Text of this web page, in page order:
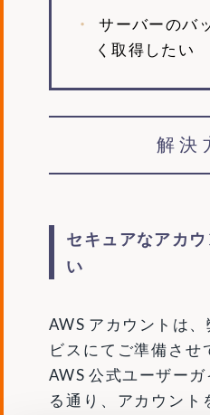
サーバーのバ
く取得したい
解決
セキュアなアカ
い
AWS アカウントは
ビスにてご準備させ
AWS 公式ユーザー
る通り、アカウント